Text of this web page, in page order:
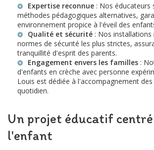
Expertise reconnue : Nos
méthodes pédagogiques alternatives,
environnement propice à l'éveil des
Qualité et sécurité : Nos installations
normes de sécurité les plus strictes,
tranquillité d'esprit des parents.
Engagement envers les familles :
d'enfants en crèche avec personne
Louis est dédiée à l'accompagnement
quotidien.
Un projet éducatif
l'enfant